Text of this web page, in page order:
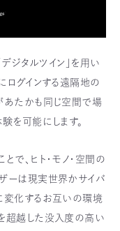
ジタルツイン」を用い
ログインする遠隔地の
あたかも同じ空間で場
を可能にします。
で、ヒト・モノ・空間の
ーは現実世界かサイバ
変化するお互いの環境
超越した没入度の高い